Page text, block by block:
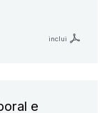
inclui
e